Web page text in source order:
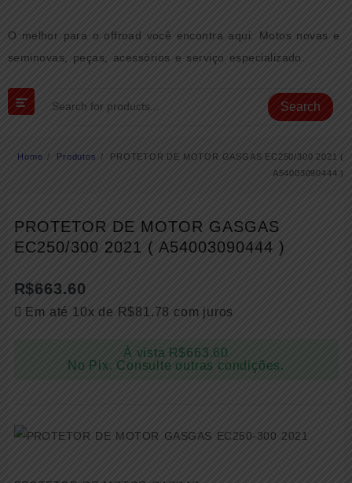
content
O melhor para o offroad você encontra aqui: Motos novas e
seminovas, peças, acessórios e serviço especializado.
Search
Home Produtos
PROTETOR DE MOTOR GASGAS EC250/300 2021 (
A54003090444 )
PROTETOR DE MOTOR GASGAS
EC250/300 2021 ( A54003090444 )
R$663.60
Em até 10x de R$81.78 com juros
À vista R$663.60
No Pix. Consulte outras condições.